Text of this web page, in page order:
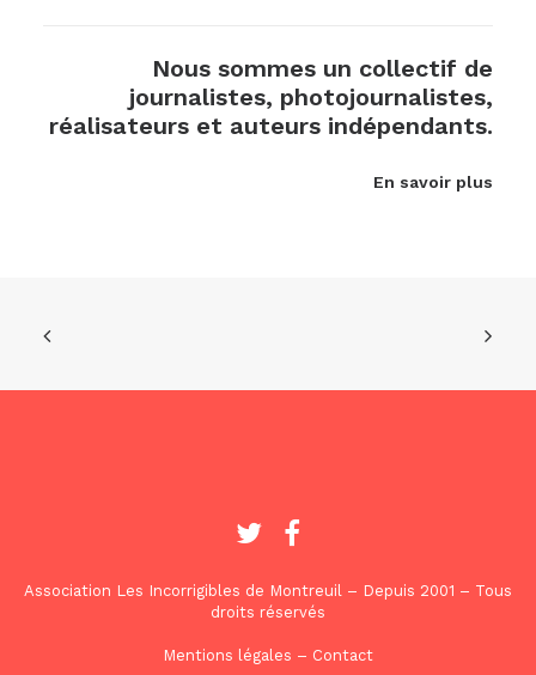
Nous sommes un collectif de
journalistes, photojournalistes,
réalisateurs et auteurs indépendants.
En savoir plus
Association Les Incorrigibles de Montreuil – Depuis 2001 – Tous
droits réservés
Mentions légales – Contact